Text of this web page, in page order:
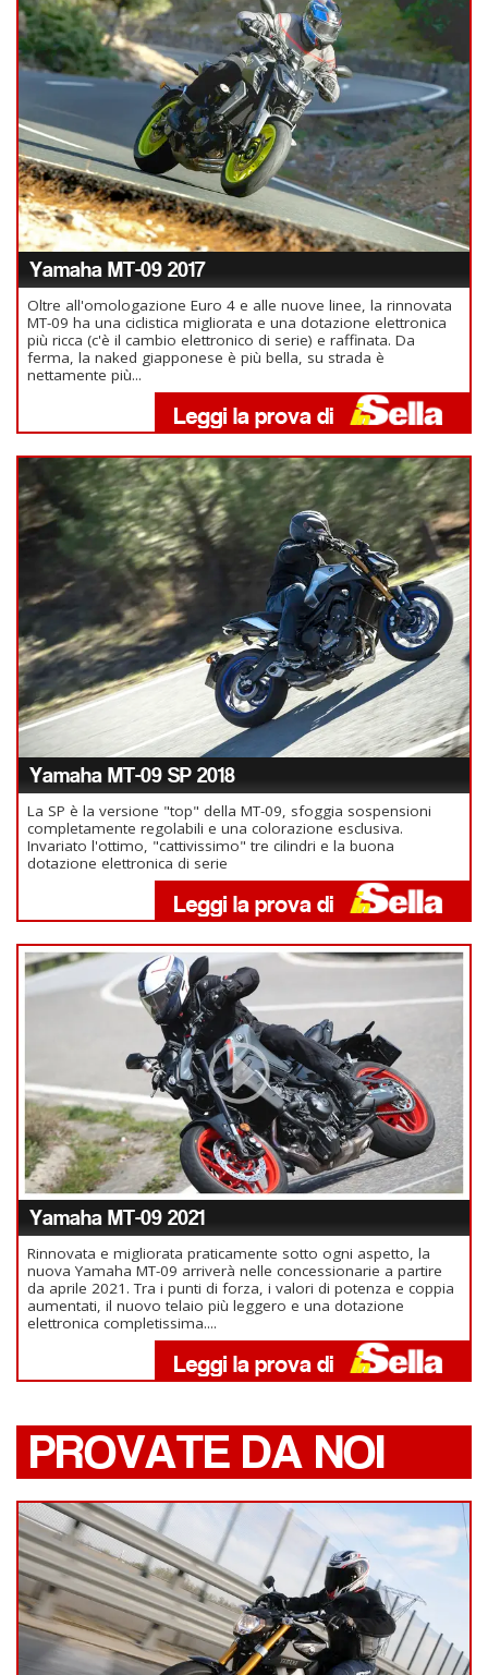
Yamaha MT-09 2017
Oltre all'omologazione Euro 4 e alle nuove linee, la rinnovata
MT-09 ha una ciclistica migliorata e una dotazione elettronica
più ricca (c'è il cambio elettronico di serie) e raffinata. Da
ferma, la naked giapponese è più bella, su strada è
nettamente più...
Yamaha MT-09 SP 2018
La SP è la versione "top" della MT-09, sfoggia sospensioni
completamente regolabili e una colorazione esclusiva.
Invariato l'ottimo, "cattivissimo" tre cilindri e la buona
dotazione elettronica di serie
Yamaha MT-09 2021
Rinnovata e migliorata praticamente sotto ogni aspetto, la
nuova Yamaha MT-09 arriverà nelle concessionarie a partire
da aprile 2021. Tra i punti di forza, i valori di potenza e coppia
aumentati, il nuovo telaio più leggero e una dotazione
elettronica completissima....
PROVATE DA NOI